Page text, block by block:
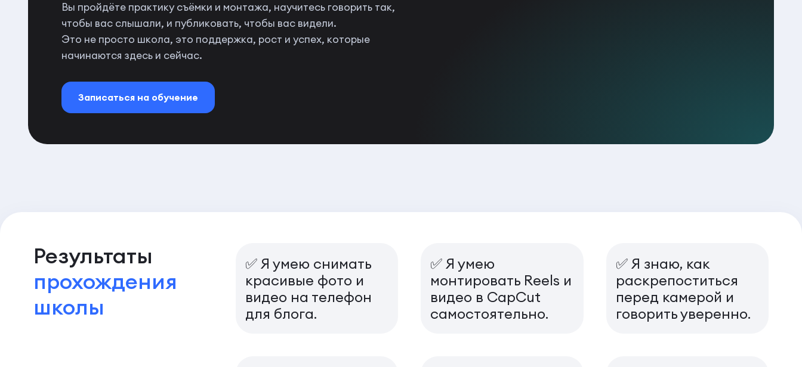
Вы пройдёте практику съёмки и монтажа, научитесь говорить так,
чтобы вас слышали, и публиковать, чтобы вас видели.
Это не просто школа, это поддержка, рост и успех, которые
начинаются здесь и сейчас.
Записаться на обучение
Результаты
прохождения
школы
✅ Я умею снимать
красивые фото и
видео на телефон
для блога.
✅ Я умею
монтировать Reels и
видео в CapCut
самостоятельно.
✅ Я знаю, как
раскрепоститься
перед камерой и
говорить уверенно.